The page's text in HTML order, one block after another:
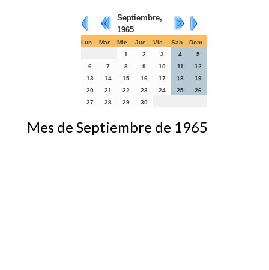
Septiembre,
1965
Lun Mar Mie Jue Vie Sab
Dom
1
2 3 4
5
6
7 8 9 10 11
12
13
14 15 16 17 18
19
20
21 22 23 24 25
26
27
28 29 30
Mes de Septiembre de 1965